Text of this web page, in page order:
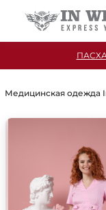
Медицинская одежда